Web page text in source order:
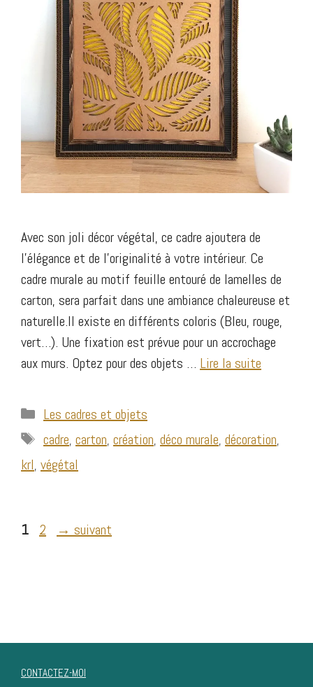
Avec son joli décor végétal, ce cadre ajoutera de
l’élégance et de l’originalité à votre intérieur. Ce
cadre murale au motif feuille entouré de lamelles de
carton, sera parfait dans une ambiance chaleureuse et
naturelle.Il existe en différents coloris (Bleu, rouge,
vert…). Une fixation est prévue pour un accrochage
aux murs. Optez pour des objets … Lire la suite
Catégories
Les cadres et objets
Étiquettes
cadre, carton, création, déco murale, décoration,
krl, végétal
Page
1 Page
2 → suivant
CONTACTEZ-MOI